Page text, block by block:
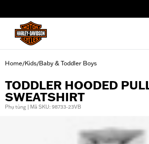
Home/Kids/Baby & Toddler Boys
TODDLER HOODED
SWEATSHIRT
Phụ tùng | Mã SKU: 98733-23VB